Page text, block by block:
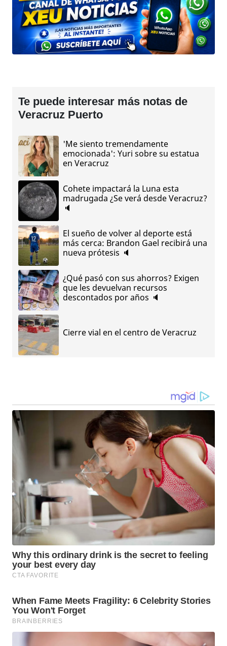
Te puede interesar más notas de
Veracruz Puerto
'Me siento tremendamente
emocionada': Yuri sobre su estatua
en Veracruz
Cohete impactará la Luna esta
madrugada ¿Se verá desde Veracruz?
🔈
El sueño de volver al deporte está
más cerca: Brandon Gael recibirá una
nueva prótesis 🔈
¿Qué pasó con sus ahorros? Exigen
que les devuelvan recursos
descontados por años 🔈
Cierre vial en el centro de Veracruz